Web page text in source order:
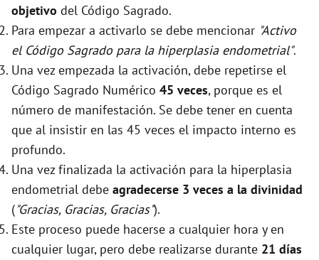
objetivo del Código Sagrado.
Para empezar a activarlo se debe mencionar "Activo
el Código Sagrado para la hiperplasia endometrial".
Una vez empezada la activación, debe repetirse el
Código Sagrado Numérico 45 veces, porque es el
número de manifestación. Se debe tener en cuenta
que al insistir en las 45 veces el impacto interno es
profundo.
Una vez finalizada la activación para la hiperplasia
endometrial debe agradecerse 3 veces a la divinidad
("Gracias, Gracias, Gracias").
Este proceso puede hacerse a cualquier hora y en
cualquier lugar, pero debe realizarse durante 21 días